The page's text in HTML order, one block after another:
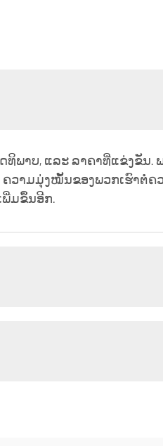
ພາບ, ແລະ ລາຄາທີ່ແຂ່ງຂັນ.
ວາມມຸ່ງໝັ້ນຂອງພວກເຮົາຕໍ່ຄ
ມຂຶ້ນອີກ.